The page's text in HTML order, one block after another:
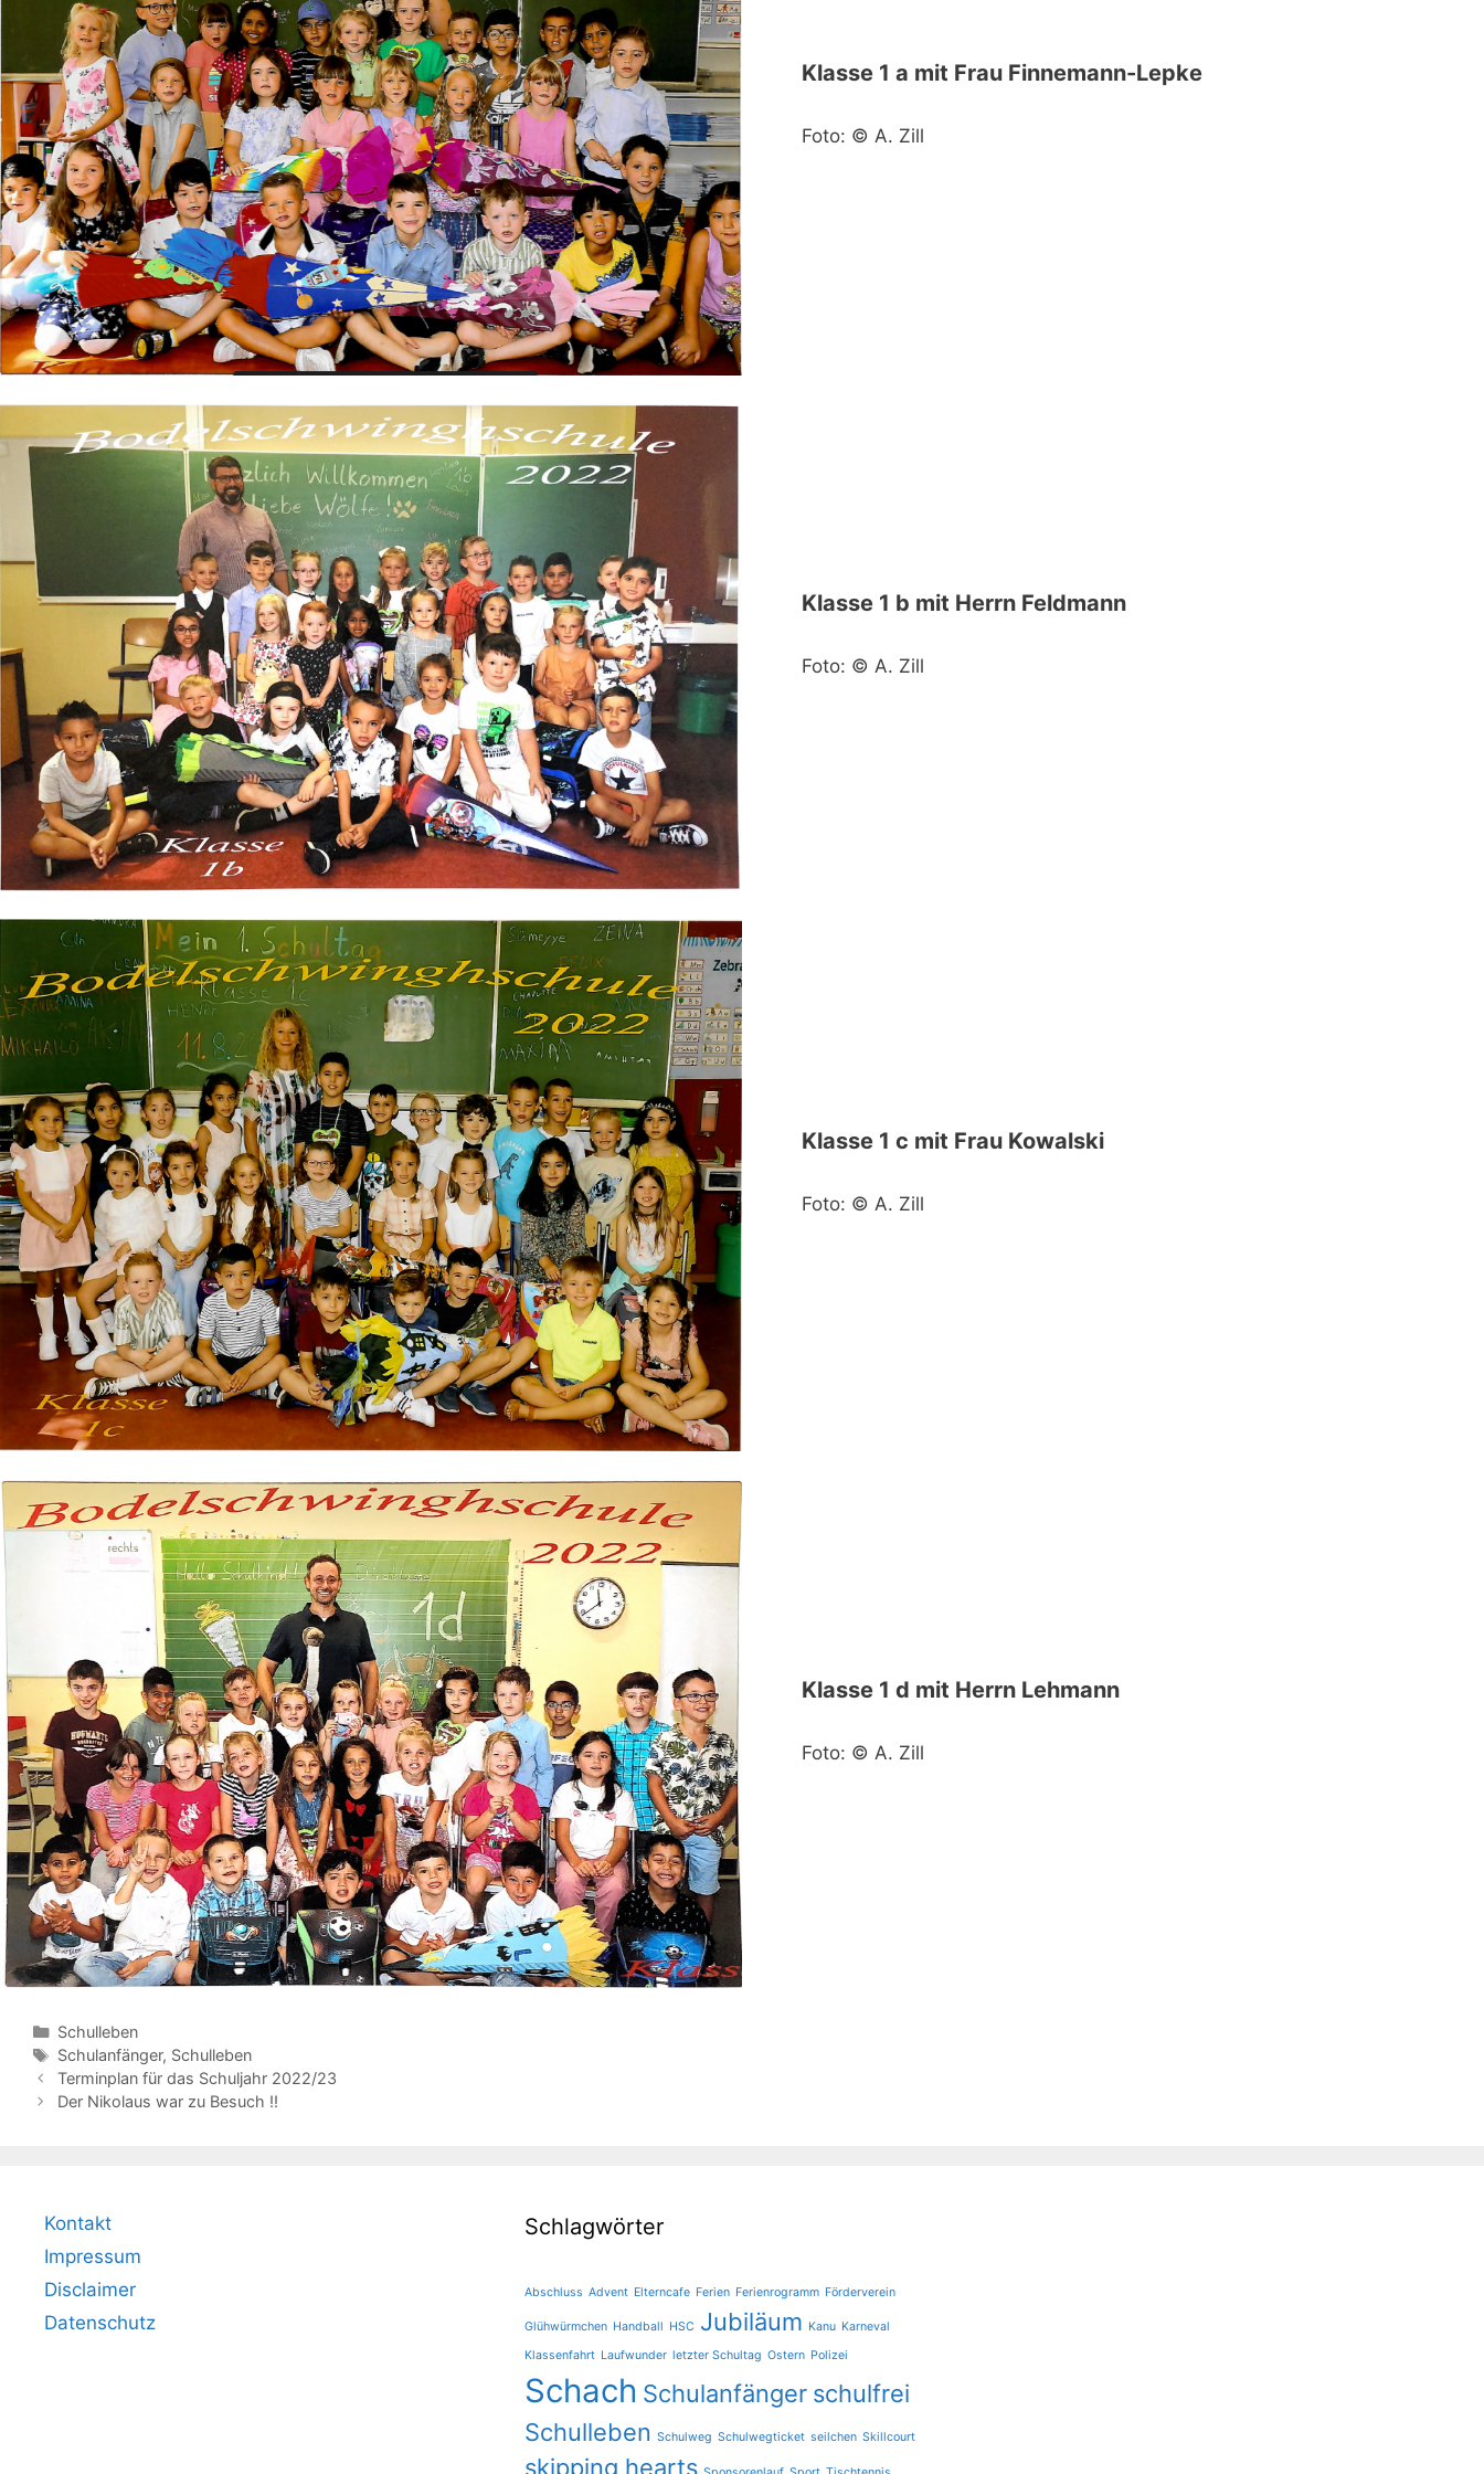
Klasse 1 a mit Frau Finnemann-Lepke
Foto: © A. Zill
Klasse 1 b mit Herrn Feldmann
Foto: © A. Zill
Klasse 1 c mit Frau Kowalski
Foto: © A. Zill
Klasse 1 d mit Herrn Lehmann
Foto: © A. Zill
Kategorien
Schulleben
Schlagwörter
Schulanfänger, Schulleben
Terminplan für das Schuljahr 2022/23
Der Nikolaus war zu Besuch !!
Kontakt
Impressum
Disclaimer
Datenschutz
Schlagwörter
Abschluss Advent Elterncafe Ferien Ferienrogramm Förderverein
Glühwürmchen Handball HSC Jubiläum Kanu Karneval
Klassenfahrt Laufwunder letzter Schultag Ostern Polizei
Schach Schulanfänger schulfrei
Schulleben Schulweg Schulwegticket seilchen Skillcourt
skipping hearts